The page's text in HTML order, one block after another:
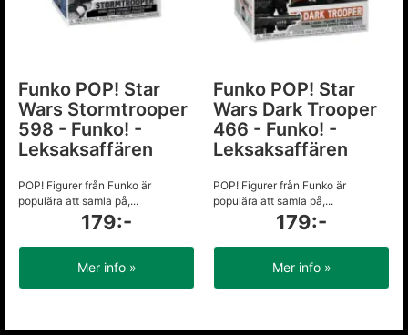
Funko POP! Star
Wars Stormtrooper
598 - Funko! -
Leksaksaffären
POP! Figurer från Funko är
populära att samla på,...
179:-
Mer info »
Funko POP! Star
Wars Dark Trooper
466 - Funko! -
Leksaksaffären
POP! Figurer från Funko är
populära att samla på,...
179:-
Mer info »